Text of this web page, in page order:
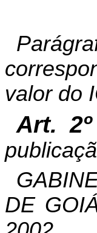
valor do
Art. 2º
DE